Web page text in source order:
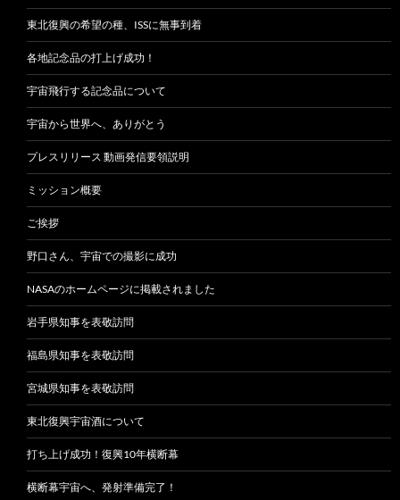
東北復興の希望の種、ISSに無事到着
各地記念品の打上げ成功！
宇宙飛行する記念品について
宇宙から世界へ、ありがとう
プレスリリース 動画発信要領説明
ミッション概要
ご挨拶
野口さん、宇宙での撮影に成功
NASAのホームページに掲載されました
岩手県知事を表敬訪問
福島県知事を表敬訪問
宮城県知事を表敬訪問
東北復興宇宙酒について
打ち上げ成功！復興10年横断幕
横断幕宇宙へ、発射準備完了！